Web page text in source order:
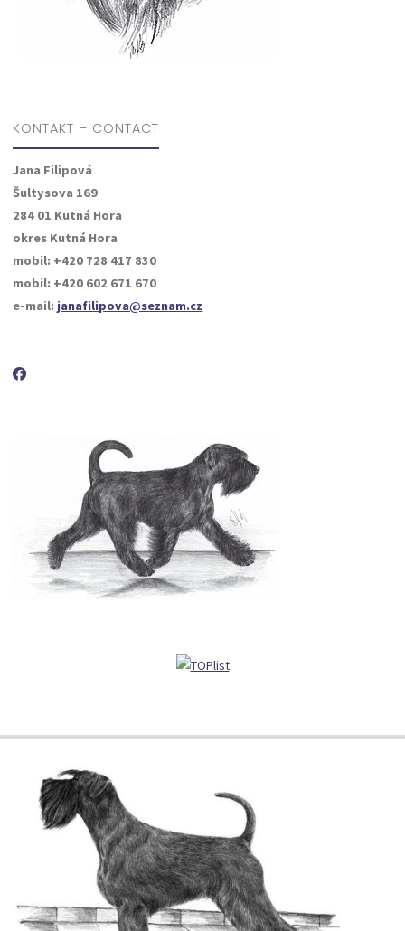
KONTAKT – CONTACT
Jana Filipová
Šultysova 169
284 01 Kutná Hora
okres Kutná Hora
mobil: +420 728 417 830
mobil: +420 602 671 670
e-mail: janafilipova@seznam.cz